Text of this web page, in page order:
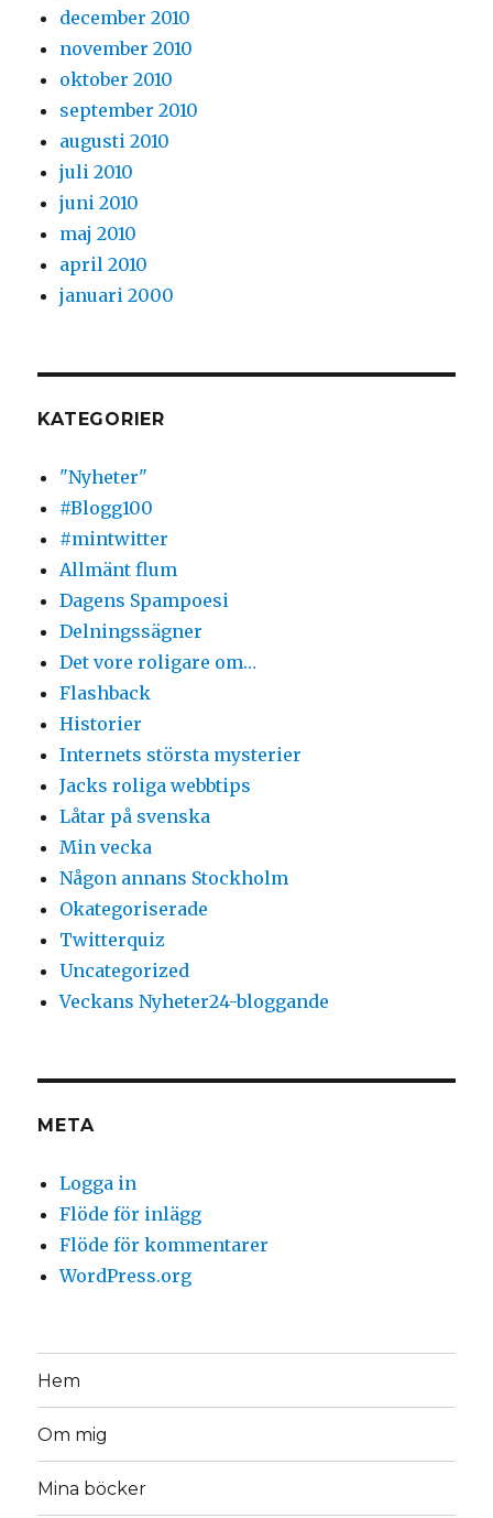
december 2010
november 2010
oktober 2010
september 2010
augusti 2010
juli 2010
juni 2010
maj 2010
april 2010
januari 2000
KATEGORIER
"Nyheter"
#Blogg100
#mintwitter
Allmänt flum
Dagens Spampoesi
Delningssägner
Det vore roligare om…
Flashback
Historier
Internets största mysterier
Jacks roliga webbtips
Låtar på svenska
Min vecka
Någon annans Stockholm
Okategoriserade
Twitterquiz
Uncategorized
Veckans Nyheter24-bloggande
META
Logga in
Flöde för inlägg
Flöde för kommentarer
WordPress.org
Hem
Om mig
Mina böcker